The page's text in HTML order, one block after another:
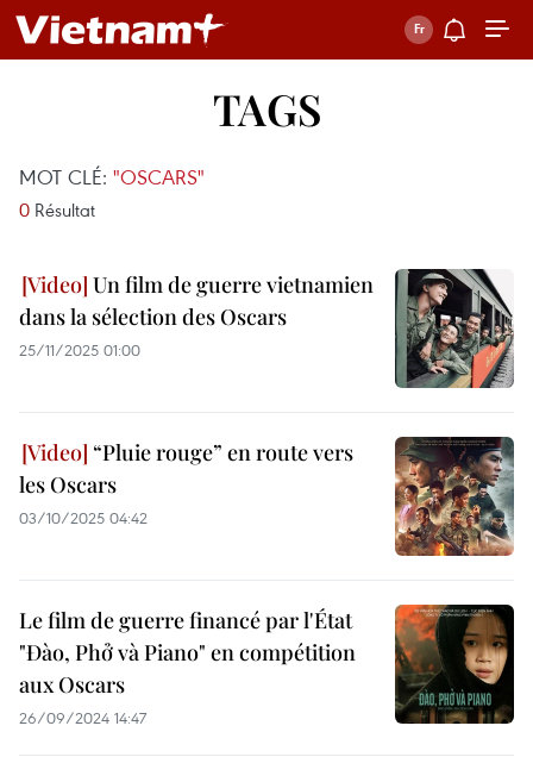
TAGS
MOT CLÉ: "OSCARS"
0 Résultat
Un film de guerre vietnamien
dans la sélection des Oscars
25/11/2025 01:00
“Pluie rouge” en route vers
les Oscars
03/10/2025 04:42
Le film de guerre financé par l'État
"Đào, Phở và Piano" en compétition
aux Oscars
26/09/2024 14:47